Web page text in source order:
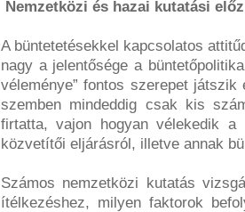
Nemzetközi és hazai kutatási
A büntetetésekkel kapcsolatos
nagy a jelentősége a
véleménye” fontos szerepet
szemben mindeddig csak kis
firtatta, vajon hogyan vélekedik
közvetítői eljárásról, illetve annak
Számos nemzetközi kutatás
ítélkezéshez, milyen faktorok